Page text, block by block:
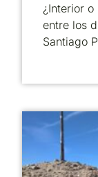
¿Interior
entre los
Santiago